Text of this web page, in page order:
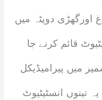
اورگھڑی دوپٹہ میں
قائم کرنے جا
میں پیرامیڈیکل
انسٹیٹیوٹ